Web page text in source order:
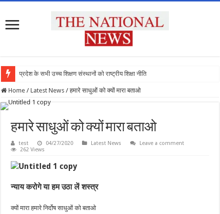
प्रदेश के सभी उच्च शिक्षण संस्थानों को राष्ट्रीय शिक्षा नीति के अन
Home / Latest News / हमारे साधुओं को क्यों मारा बताओ
हमारे साधुओं को क्यों मारा बताओ
test 04/27/2020 Latest News
Leave a comment
262 Views
न्याय करोगे या हम उठा लें शस्त्र
क्यों मारा हमारे निर्दोष साधुओं को बताओ